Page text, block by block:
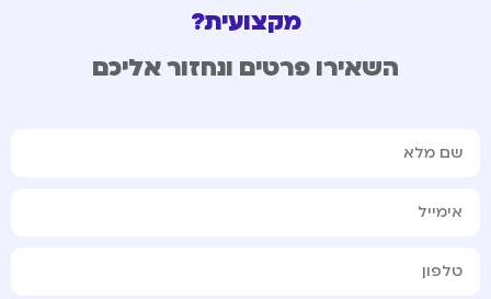
מקצועית?
השאירו פרטים ונחזור אליכם